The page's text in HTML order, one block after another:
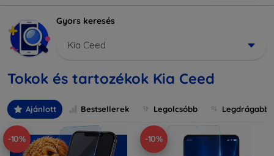
Gyors keresés
Kia Ceed
Tokok és tartozékok Kia Ceed
Ajánlott Bestsellerek Legolcsóbb Legdrágabb
-10% -10%